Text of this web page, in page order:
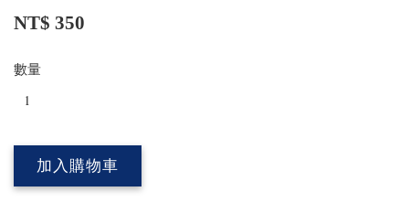
NT$ 350
數量
加入購物車